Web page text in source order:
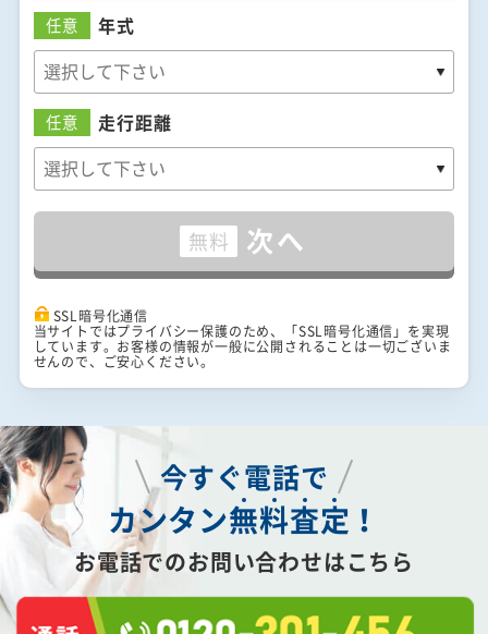
任意 年式
任意 走行距離
無料 次へ
SSL暗号化通信
当サイトではプライバシー保護のため、「SSL暗号化通信」を実現
しています。お客様の情報が一般に公開されることは一切ございま
せんので、ご安心ください。
今すぐ電話で
カンタン無料査定 ！
お電話でのお問い合わせはこちら